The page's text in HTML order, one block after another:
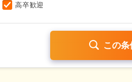
高卒歓迎